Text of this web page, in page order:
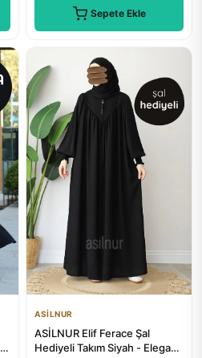
Sepete Ekle
ASİLNUR
ASİLNUR Elif Ferace Şal
Hediyeli Takım Siyah - Elegant